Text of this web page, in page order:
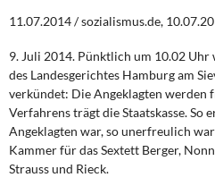
Leitlinien linker Wirtschafts-
Wirtschaftspolitik
Steuer- und Finanzpolitik
Öffentliche Infrastruktur und
11.07.2014 / sozialismus.de,
9. Juli 2014. Pünktlich um 10.02
des Landesgerichtes Hamburg am
verkündet: Die Angeklagten werden
Verfahrens trägt die Staatskasse.
Angeklagten war, so unerfreulich
Kammer für das Sextett Berger,
Strauss und Rieck.